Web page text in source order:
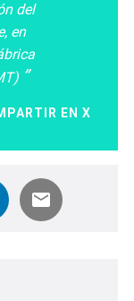
del
en
EN X